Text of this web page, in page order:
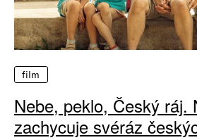
film
Nebe, peklo, Český ráj.
zachycuje svéráz